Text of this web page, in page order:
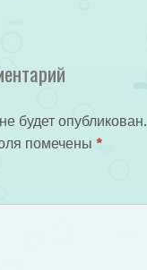
будет опубликован.
помечены *